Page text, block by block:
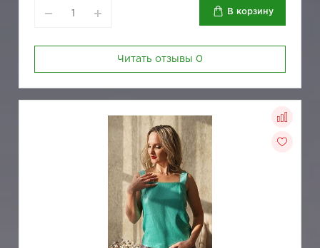
В корзину
Читать отзывы 0